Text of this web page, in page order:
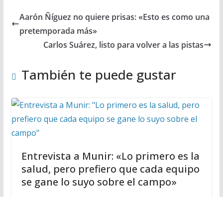
Aarón Ñíguez no quiere prisas: «Esto es como una
pretemporada más»
Carlos Suárez, listo para volver a las pistas
También te puede gustar
Entrevista a Munir: «Lo primero es la
salud, pero prefiero que cada equipo
se gane lo suyo sobre el campo»